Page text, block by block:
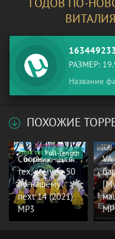
ГОДОВ ПО-
РАЗМЕР:
ПОХОЖИЕ
Сборник - Для
тех, кому за 50
по-нашему
next 14 (2021)
MP3
Full-length
VA